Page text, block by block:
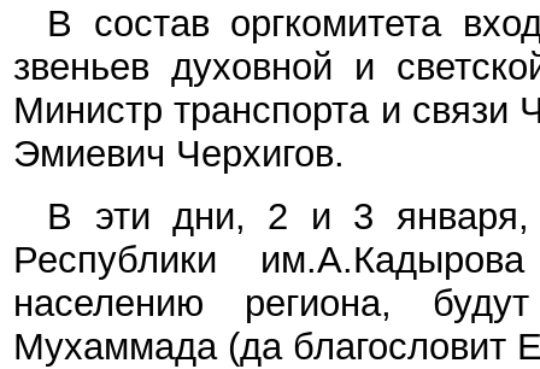
В состав оргкомитета
звеньев духовной и
Министр транспорта и связи
Эмиевич Черхигов.
В эти дни, 2 и 3 января,
Республики
населению
региона,
Мухаммада (да благословит